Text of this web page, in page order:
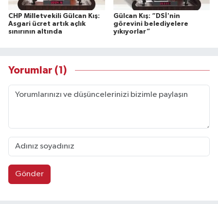
CHP Milletvekili Gülcan Kış:
Asgari ücret artık açlık
sınırının altında
Gülcan Kış: “DSİ'nin
görevini belediyelere
yıkıyorlar”
Yorumlar (1)
Gönder